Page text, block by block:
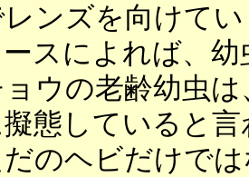
ンズを向けて
スによれば、
ウの老齢幼虫
態していると
のヘビだけで